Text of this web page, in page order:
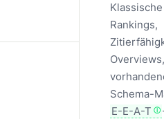
Klassische
Rankings,
Overviews,
Schema-
E-E-A-T